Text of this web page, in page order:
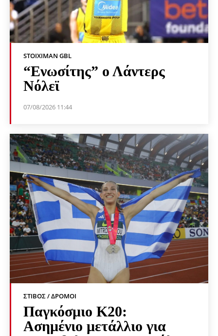
STOIXIMAN GBL
“Ενωσίτης” ο Λάντερς
Νόλεϊ
07/08/2026 11:44
ΣΤΊΒΟΣ / ΔΡΌΜΟΙ
Παγκόσμιο Κ20:
Ασημένιο μετάλλιο για